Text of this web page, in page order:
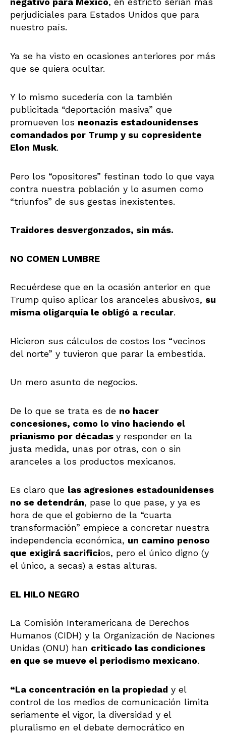
perjudiciales para Estados Unidos que para
nuestro país.
Ya se ha visto en ocasiones anteriores por más
que se quiera ocultar.
Y lo mismo sucedería con la también
publicitada “deportación masiva” que
promueven los neonazis estadounidenses
comandados por Trump y su copresidente
Elon Musk.
Pero los “opositores” festinan todo lo que vaya
contra nuestra población y lo asumen como
“triunfos” de sus gestas inexistentes.
Traidores desvergonzados, sin más.
NO COMEN LUMBRE
Recuérdese que en la ocasión anterior en que
Trump quiso aplicar los aranceles abusivos, su
misma oligarquía le obligó a recular.
Hicieron sus cálculos de costos los “vecinos
del norte” y tuvieron que parar la embestida.
Un mero asunto de negocios.
De lo que se trata es de no hacer
concesiones, como lo vino haciendo el
prianismo por décadas y responder en la
justa medida, unas por otras, con o sin
aranceles a los productos mexicanos.
Es claro que las agresiones estadounidenses
no se detendrán, pase lo que pase, y ya es
hora de que el gobierno de la “cuarta
transformación” empiece a concretar nuestra
independencia económica, un camino penoso
que exigirá sacrificios, pero el único digno (y
el único, a secas) a estas alturas.
EL HILO NEGRO
La Comisión Interamericana de Derechos
Humanos (CIDH) y la Organización de Naciones
Unidas (ONU) han criticado las condiciones
en que se mueve el periodismo mexicano.
“La concentración en la propiedad y el
control de los medios de comunicación limita
seriamente el vigor, la diversidad y el
pluralismo en el debate democrático en